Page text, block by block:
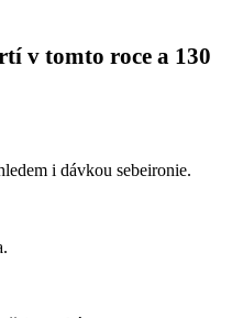
v tomto roce a 130
i dávkou sebeironie.